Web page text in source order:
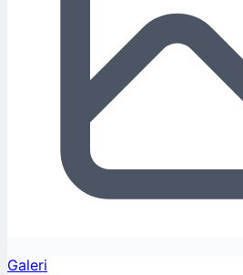
Galeri